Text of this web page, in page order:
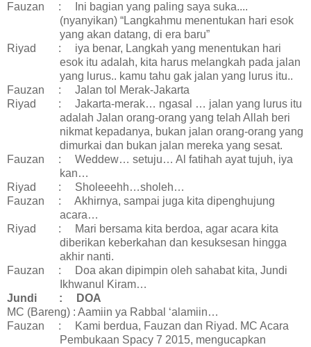
Fauzan
:
Ini bagian yang paling saya suka....
(nyanyikan) “Langkahmu menentukan hari esok
yang akan datang, di era baru”
Riyad
: iya benar, Langkah yang menentukan hari
esok itu adalah, kita harus melangkah pada jalan
yang lurus.. kamu tahu gak jalan yang lurus itu..
Fauzan
:
Jalan tol Merak-Jakarta
Riyad
:
Jakarta-merak… ngasal … jalan yang lurus itu
adalah Jalan orang-orang yang telah Allah beri
nikmat kepadanya, bukan jalan orang-orang yang
dimurkai dan bukan jalan mereka yang sesat.
Fauzan
:
Weddew… setuju… Al fatihah ayat tujuh, iya
kan…
Riyad
:
Sholeeehh…sholeh…
Fauzan
:
Akhirnya, sampai juga kita dipenghujung
acara…
Riyad
:
Mari bersama kita berdoa, agar acara kita
diberikan keberkahan dan kesuksesan hingga
akhir nanti.
Fauzan
:
Doa akan dipimpin oleh sahabat kita, Jundi
Ikhwanul Kiram…
Jundi
:
DOA
MC (Bareng) : Aamiin ya Rabbal ‘alamiin…
Fauzan
:
Kami berdua, Fauzan dan Riyad. MC Acara
Pembukaan Spacy 7 2015, mengucapkan